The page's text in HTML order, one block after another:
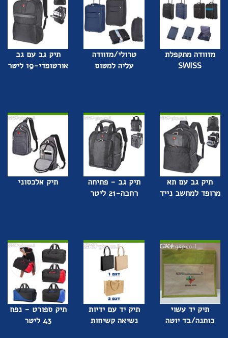
מזוודה מתקפלת
SWISS
טרולי/מזוודה
עליה למטוס
תיק גב עם גב
אורטופדי-19 ליטר
תיק גב עם תא
מרופד למחשב נייד
תיק גב - פתיחה
רחבה-21 ליטר
תיק אלכסוני
תיק יד עשוי
כותנה/בד יוטה
תיק יד עם ידיות
נשיאה קשיחות
תיק ספורט - נפח
43 ליטר